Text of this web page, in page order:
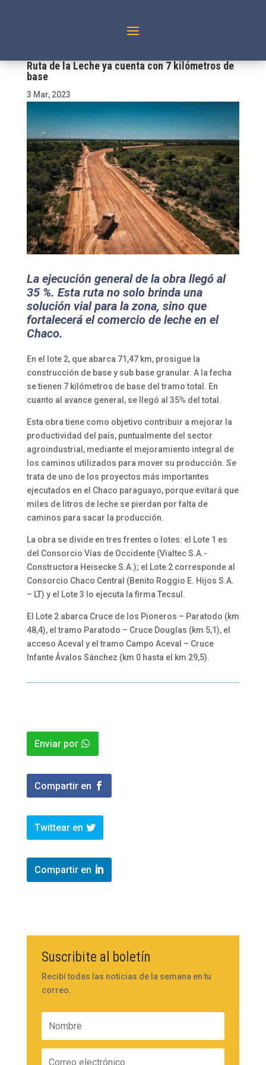
Ruta de la Leche ya cuenta con 7 kilómetros de
base
3 Mar, 2023
La ejecución general de la obra llegó al
35 %. Esta ruta no solo brinda una
solución vial para la zona, sino que
fortalecerá el comercio de leche en el
Chaco.
En el lote 2, que abarca 71,47 km, prosigue la
construcción de base y sub base granular. A la fecha
se tienen 7 kilómetros de base del tramo total. En
cuanto al avance general, se llegó al 35% del total.
Esta obra tiene como objetivo contribuir a mejorar la
productividad del país, puntualmente del sector
agroindustrial, mediante el mejoramiento integral de
los caminos utilizados para mover su producción. Se
trata de uno de los proyectos más importantes
ejecutados en el Chaco paraguayo, porque evitará que
miles de litros de leche se pierdan por falta de
caminos para sacar la producción.
La obra se divide en tres frentes o lotes: el Lote 1 es
del Consorcio Vías de Occidente (Vialtec S.A.-
Constructora Heisecke S.A.); el Lote 2 corresponde al
Consorcio Chaco Central (Benito Roggio E. Hijos S.A.
– LT) y el Lote 3 lo ejecuta la firma Tecsul.
El Lote 2 abarca Cruce de los Pioneros – Paratodo (km
48,4), el tramo Paratodo – Cruce Douglas (km 5,1), el
acceso Aceval y el tramo Campo Aceval – Cruce
Infante Ávalos Sánchez (km 0 hasta el km 29,5).
Enviar por
Compartir en
Twittear en
Compartir en
Suscribite al boletín
Recibí todas las noticias de la semana en tu
correo.